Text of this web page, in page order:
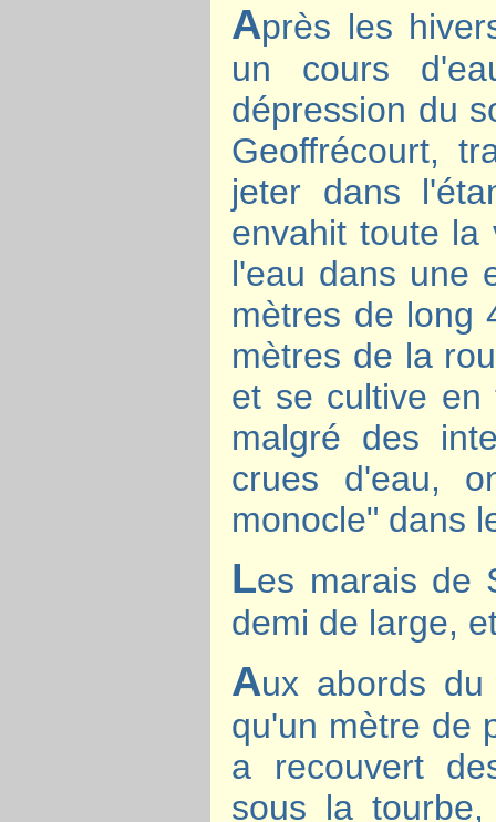
Après les
un cours
dépression du
Geoffrécourt,
jeter dans
envahit toute la
l'eau dans une
mètres de long
mètres de la
et se cultive en
malgré des
crues d'eau,
monocle" dans
Les marais de
demi de large,
Aux abords
qu'un mètre de
a recouvert
sous la